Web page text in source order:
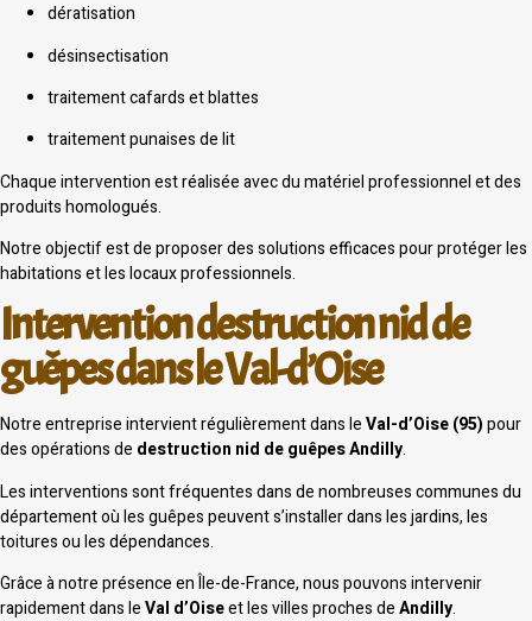
dératisation
désinsectisation
traitement cafards et blattes
traitement punaises de lit
Chaque intervention est réalisée avec du matériel professionnel et des
produits homologués.
Notre objectif est de proposer des solutions efficaces pour protéger les
habitations et les locaux professionnels.
Intervention destruction nid de
guêpes dans le Val-d’Oise
Notre entreprise intervient régulièrement dans leVal-d’Oise (95)pour
des opérations de destruction nid de guêpes Andilly.
Les interventions sont fréquentes dans de nombreuses communes du
département où les guêpes peuvent s’installer dans les jardins, les
toitures ou les dépendances.
Grâce à notre présence en Île-de-France, nous pouvons intervenir
rapidement dans leVal d’Oiseet les villes proches deAndilly.